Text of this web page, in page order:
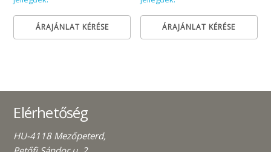
ÁRAJÁNLAT KÉRÉSE ÁRAJÁNLAT KÉRÉSE
Elérhetőség
HU-4118 Mezőpeterd,